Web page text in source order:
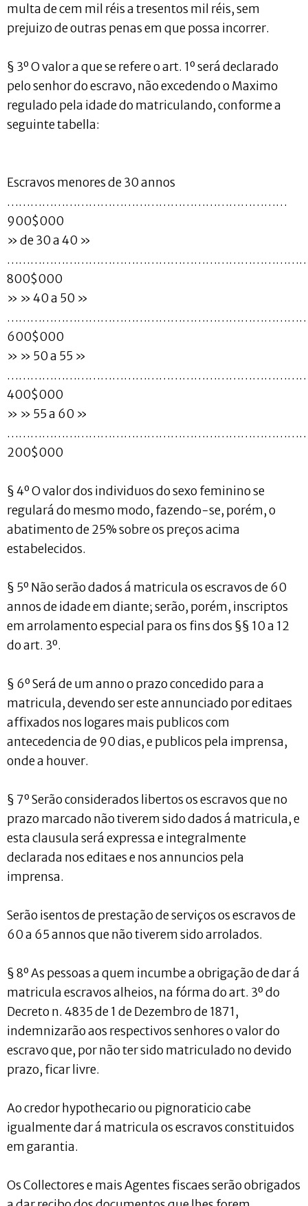
multa de cem mil réis a tresentos mil réis, sem
prejuizo de outras penas em que possa incorrer.
§ 3º O valor a que se refere o art. 1º será declarado
pelo senhor do escravo, não excedendo o Maximo
regulado pela idade do matriculando, conforme a
seguinte tabella:
Escravos menores de 30 annos
………………………………………………………………
900$000
» de 30 a 40 »
800$000
» » 40 a 50 »
600$000
» » 50 a 55 »
400$000
» » 55 a 60 »
200$000
§ 4º O valor dos individuos do sexo feminino se
regulará do mesmo modo, fazendo-se, porém, o
abatimento de 25% sobre os preços acima
estabelecidos.
§ 5º Não serão dados á matricula os escravos de 60
annos de idade em diante; serão, porém, inscriptos
em arrolamento especial para os fins dos §§ 10 a 12
do art. 3º.
§ 6º Será de um anno o prazo concedido para a
matricula, devendo ser este annunciado por editaes
affixados nos logares mais publicos com
antecedencia de 90 dias, e publicos pela imprensa,
onde a houver.
§ 7º Serão considerados libertos os escravos que no
prazo marcado não tiverem sido dados á matricula, e
esta clausula será expressa e integralmente
declarada nos editaes e nos annuncios pela
imprensa.
Serão isentos de prestação de serviços os escravos de
60 a 65 annos que não tiverem sido arrolados.
§ 8º As pessoas a quem incumbe a obrigação de dar á
matricula escravos alheios, na fórma do art. 3º do
Decreto n. 4835 de 1 de Dezembro de 1871,
indemnizarão aos respectivos senhores o valor do
escravo que, por não ter sido matriculado no devido
prazo, ficar livre.
Ao credor hypothecario ou pignoraticio cabe
igualmente dar á matricula os escravos constituidos
em garantia.
Os Collectores e mais Agentes fiscaes serão obrigados